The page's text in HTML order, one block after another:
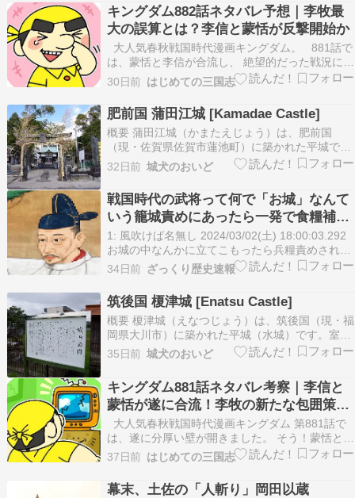
キングダム882話ネタバレ予想｜李牧最
大の誤算とは？李信と蒙恬が反撃開始か
大人気春秋戦国時代漫画キングダム。 881話で
は、蒙恬と李信が合流し、 絶望的だった戦況に初
めて変化が生まれました。 キングダム882話で
は、この小さな変化が 李牧最大の誤 ... Copyright
© 2026 はじめての三国志 All Rights Reserved…
30日前 はじめての三国志
肥前国 蒲田江城 [Kamadae Castle]
概要 蒲田江城（かまたえじょう）は、肥前国
（現・佐賀県佐賀市蓮池町）に築かれた平城で
す。正平15年（1360年）、南朝方の菊池武安に
よって築城されたと伝わります。室町・戦国時代
には、宇都宮流蒲池氏の庶流とされる犬塚氏（西
犬塚家）の居城となりました。佐賀平野特有の緻
密なクリーク網…
32日前 城犬のおいど
戦国時代の武将って何で「お城」なんて
いう籠城責めにあったら一発で食糧補給
断たれて詰む城塞造ったの？アホなの？
1: 風吹けば名無し 2024/03/02(土) 18:00:03.292
お城の中なんかに立てこもったら兵糧責めされて
終わるに決まってるじゃん ア〇なの？ 続きを読
34日前 ざっくり歴史速報
筑後国 榎津城 [Enatsu Castle]
概要 榎津城（えなつじょう）は、筑後国（現・福
岡県大川市）に築かれた平城（水城）です。室町
時代、筑後十五城の一人である蒲池氏の分流（榎
津蒲池氏）の蒲池（榎津）親広によって築かれま
した。筑後川の河口近くに位置し、水運の要衝と
して機能した城館です。天正9年（1581年）、本
家の柳川…
35日前 城犬のおいど
キングダム881話ネタバレ考察｜李信と
蒙恬が遂に合流！李牧の新たな包囲策と
は？
大人気春秋戦国時代漫画キングダム 第881話で
は、遂に分厚い壁が開きました。 そう！蒙恬と李
信が合流したのです。 忙しい人はここだけ読め
ばOK！ ・飛信隊は趙 ... Copyright © 2026 はじ
めての三国志 All Rights Reserved.
37日前 はじめての三国志
幕末、土佐の「人斬り」岡田以蔵